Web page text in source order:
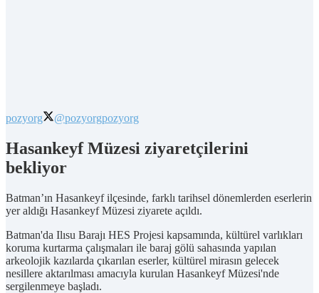
pozyorg @pozyorgpozyorg
Hasankeyf Müzesi ziyaretçilerini
bekliyor
Batman’ın Hasankeyf ilçesinde, farklı tarihsel dönemlerden eserlerin
yer aldığı Hasankeyf Müzesi ziyarete açıldı.
Batman'da Ilısu Barajı HES Projesi kapsamında, kültürel varlıkları
koruma kurtarma çalışmaları ile baraj gölü sahasında yapılan
arkeolojik kazılarda çıkarılan eserler, kültürel mirasın gelecek
nesillere aktarılması amacıyla kurulan Hasankeyf Müzesi'nde
sergilenmeye başladı.